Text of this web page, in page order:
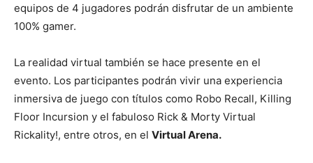
equipos de 4 jugadores podrán disfrutar de un ambiente
100% gamer.
La realidad virtual también se hace presente en el
evento. Los participantes podrán vivir una experiencia
inmersiva de juego con títulos como Robo Recall, Killing
Floor Incursion y el fabuloso Rick & Morty Virtual
Rickality!, entre otros, en el Virtual Arena.